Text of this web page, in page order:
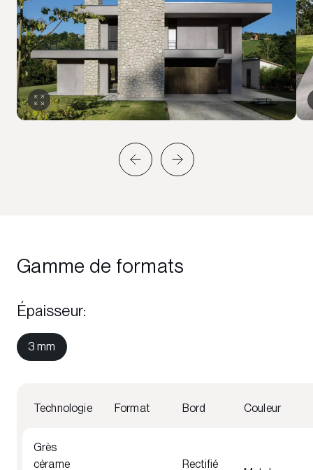
Gamme de formats
Épaisseur:
3 mm
Technologie Format Bord Couleur
Grès
cérame
Rectifié